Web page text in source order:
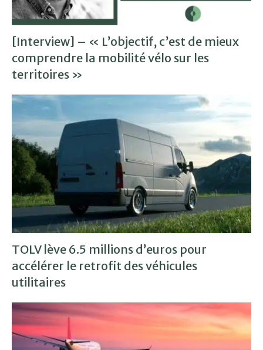
[Interview] – « L’objectif, c’est de mieux
comprendre la mobilité vélo sur les
territoires »
TOLV lève 6.5 millions d’euros pour
accélérer le retrofit des véhicules
utilitaires